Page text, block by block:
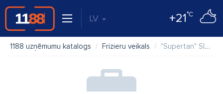
LV +21°C
1188 uzņēmumu katalogs Frizieru veikals "Supertan" SIA "Auto Prieks"